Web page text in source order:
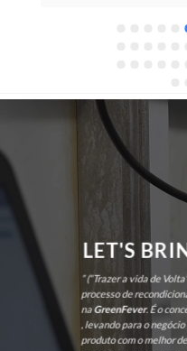
LET'S
” (“Trazer a vida de
processo de
naGreenFever. É o
, levando para o
produto com o melhor